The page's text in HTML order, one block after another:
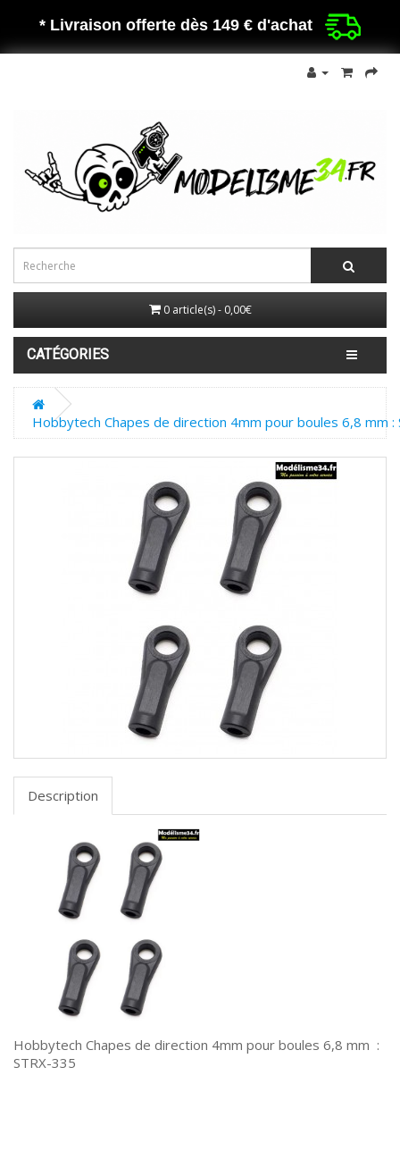
* Livraison offerte dès 149 € d'achat
0 article(s) - 0,00€
CATÉGORIES
Hobbytech Chapes de direction 4mm pour boules 6,8 mm :
Description
Hobbytech Chapes de direction 4mm pour boules 6,8 mm :
STRX-335